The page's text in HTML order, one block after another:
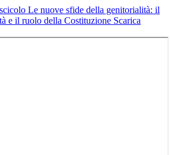
Le nuove sfide della genitorialità: il
e il ruolo della Costituzione Scarica